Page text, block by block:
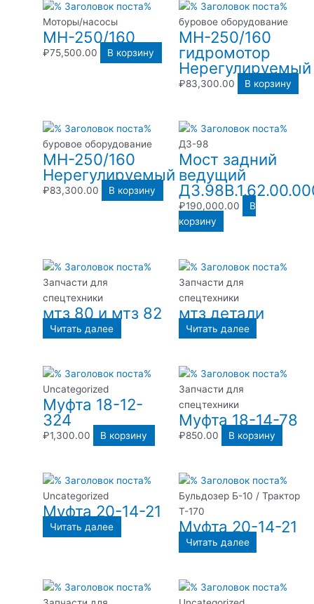
Моторы/насосы
МН-250/160
₽75,500.00 В корзину
буровое оборудование
МН-250/160
гидромотор
Нерегулируемый
₽83,300.00 В корзину
буровое оборудование
МН-250/160
Нерегулируемый
₽83,300.00 В корзину
ДЗ-98
Мост задний
ведущий
₽190,000.00
В
корзину
Запчасти для
спецтехники
мтз 80 и мтз 82
Читать далее
Запчасти для
спецтехники
мтз детали
Читать далее
Uncategorized
Муфта 18-12-
324
₽1,300.00 В корзину
Запчасти для
спецтехники
Муфта 18-14-78
₽850.00 В корзину
Uncategorized
Муфта 20-14-21
Читать далее
Бульдозер Б-10 / Трактор
Т-170
Муфта 20-14-21
Читать далее